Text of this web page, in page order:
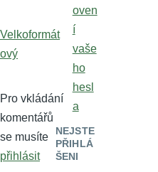
Velkoformát
ový
Pro vkládání
komentářů
se musíte
přihlásit
oven
í
vaše
ho
hesl
a
NEJSTE
PŘIHLÁ
ŠENI